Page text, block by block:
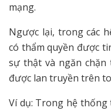
mạng.
Ngược lại, trong các
có thẩm quyền được
sự thật và ngăn chặn
được lan truyền trên
Ví dụ: Trong hệ